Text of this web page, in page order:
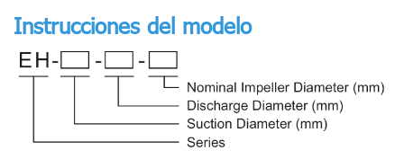
Instrucciones del modelo